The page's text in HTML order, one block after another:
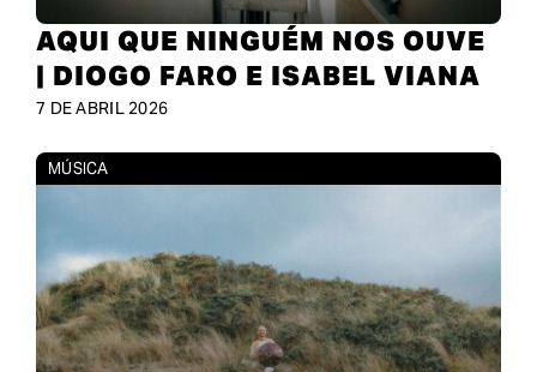
AQUI QUE NINGUÉM NOS OUVE
| DIOGO FARO E ISABEL VIANA
7 DE ABRIL 2026
MÚSICA